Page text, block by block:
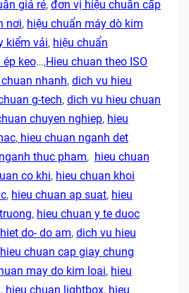
giá rẻ, đơn vị hiệu chuẩn cấp
nơi, hiệu chuẩn máy dò kim
kiểm vải, hiệu chuẩn
ép keo…,Hieu chuan theo ISO
nhanh, dich vu hieu
g-tech, dich vu hieu chuan
chuyen nghiep, hieu
, hieu chuan nganh det
thuc pham, hieu chuan
co khi, hieu chuan khoi
, hieu chuan ap suat, hieu
, hieu chuan y te duoc
do- do am, dich vu hieu
chuan cap giay chung
may do kim loai, hieu
, hieu chuan lightbox, hieu